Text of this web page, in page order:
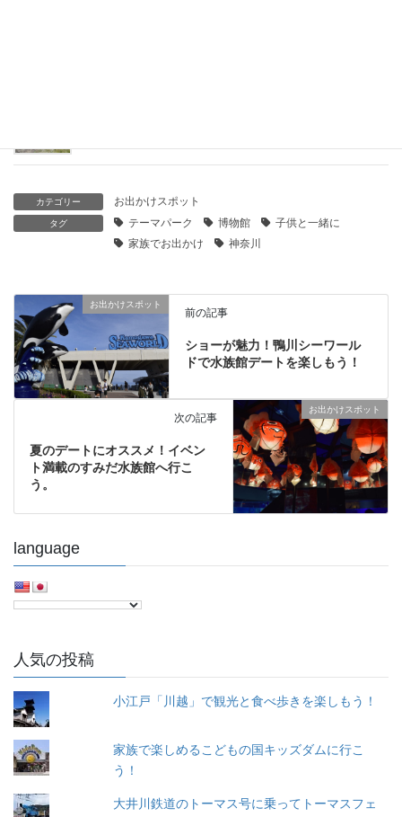
カテゴリー お出かけスポット
タグ テーマパーク 博物館
子供と一緒に
家族でお出かけ
神奈川
お出かけスポット
前の記事
ショーが魅力！鴨川シーワール
ドで水族館デートを楽しもう！
お出かけスポット
次の記事
夏のデートにオススメ！イベン
ト満載のすみだ水族館へ行こ
う。
language
人気の投稿
小江戸「川越」で観光と食べ歩きを楽しもう！
家族で楽しめるこどもの国キッズダムに行こ
う！
大井川鉄道のトーマス号に乗ってトーマスフェ